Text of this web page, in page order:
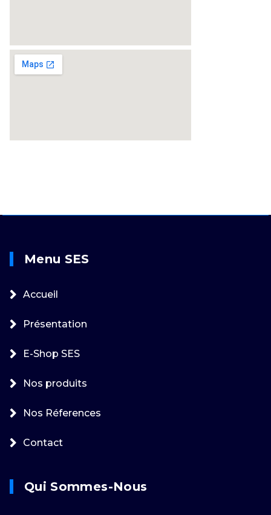
Menu SES
Accueil
Présentation
E-Shop SES
Nos produits
Nos Réferences
Contact
Qui Sommes-Nous